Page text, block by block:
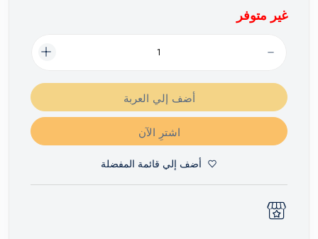
غير متوفر
أضف إلي العربة
اشترِ الآن
أضف إلي قائمة المفضلة